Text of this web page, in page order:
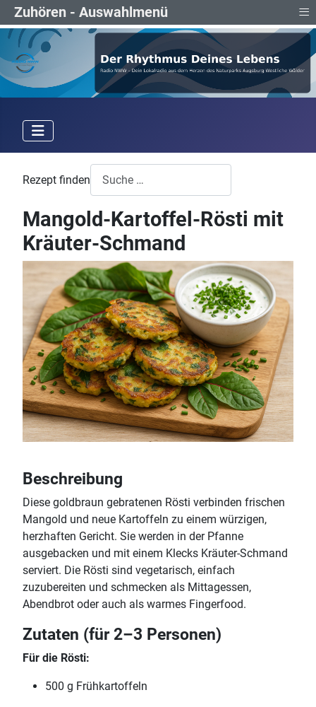
Rezept finden
Mangold-Kartoffel-Rösti mit
Kräuter-Schmand
Beschreibung
Diese goldbraun gebratenen Rösti verbinden frischen
Mangold und neue Kartoffeln zu einem würzigen,
herzhaften Gericht. Sie werden in der Pfanne
ausgebacken und mit einem Klecks Kräuter-Schmand
serviert. Die Rösti sind vegetarisch, einfach
zuzubereiten und schmecken als Mittagessen,
Abendbrot oder auch als warmes Fingerfood.
Zutaten (für 2–3 Personen)
Für die Rösti:
500 g Frühkartoffeln
Zuhören - Auswahlmenü ≡